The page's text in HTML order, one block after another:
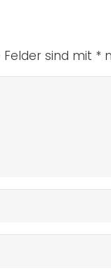
sind mit *